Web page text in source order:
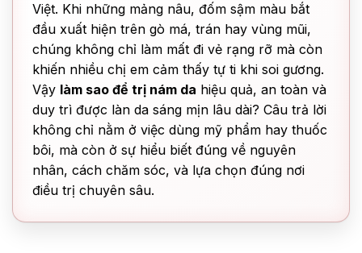
Việt. Khi những mảng nâu, đốm sậm màu bắt
đầu xuất hiện trên gò má, trán hay vùng mũi,
chúng không chỉ làm mất đi vẻ rạng rỡ mà còn
khiến nhiều chị em cảm thấy tự ti khi soi gương.
Vậy làm sao để trị nám da hiệu quả, an toàn và
duy trì được làn da sáng mịn lâu dài? Câu trả lời
không chỉ nằm ở việc dùng mỹ phẩm hay thuốc
bôi, mà còn ở sự hiểu biết đúng về nguyên
nhân, cách chăm sóc, và lựa chọn đúng nơi
điều trị chuyên sâu.